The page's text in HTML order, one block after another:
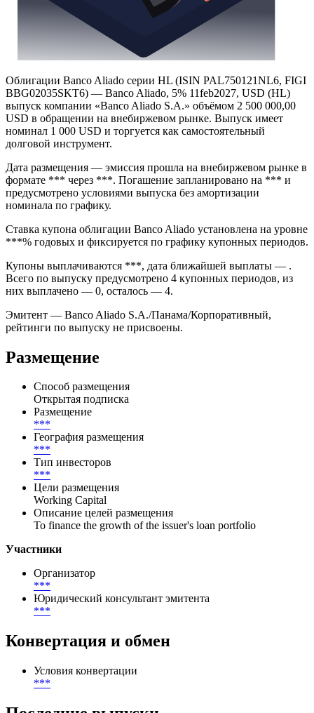
Облигации Banco Aliado серии HL (ISIN PAL750121NL6, FIGI
BBG02035SKT6) — Banco Aliado, 5% 11feb2027, USD (HL)
выпуск компании «Banco Aliado S.A.» объёмом 2 500 000,00
USD в обращении на внебиржевом рынке. Выпуск имеет
номинал 1 000 USD и торгуется как самостоятельный
долговой инструмент.
Дата размещения — эмиссия прошла на внебиржевом рынке в
формате *** через ***. Погашение запланировано на *** и
предусмотрено условиями выпуска без амортизации
номинала по графику.
Ставка купона облигации Banco Aliado установлена на уровне
***% годовых и фиксируется по графику купонных периодов.
Купоны выплачиваются ***, дата ближайшей выплаты — .
Всего по выпуску предусмотрено 4 купонных периодов, из
них выплачено — 0, осталось — 4.
Эмитент — Banco Aliado S.A./Панама/Корпоративный,
рейтинги по выпуску не присвоены.
Размещение
Способ размещения
Открытая подписка
Размещение
***
География размещения
***
Тип инвесторов
***
Цели размещения
Working Capital
Описание целей размещения
To finance the growth of the issuer's loan portfolio
Участники
Организатор
***
Юридический консультант эмитента
***
Конвертация и обмен
Условия конвертации
***